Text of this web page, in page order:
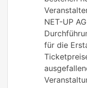
NET-UP
für die